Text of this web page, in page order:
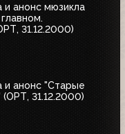
и анонс мюзикла
31.12.2000)
и анонс "Старые
31.12.2000)